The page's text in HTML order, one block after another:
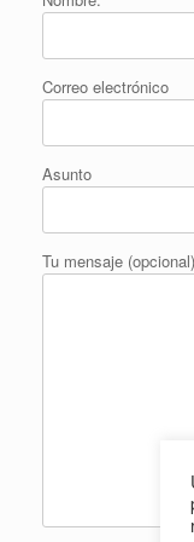
Correo electrónico
Asunto
Tu mensaje (opcional)